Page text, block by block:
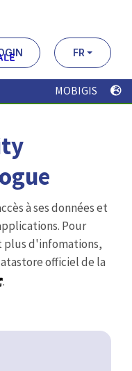
FR
MOBIGIS
à ses données et
Pour
plus d'infomations,
officiel de la
.